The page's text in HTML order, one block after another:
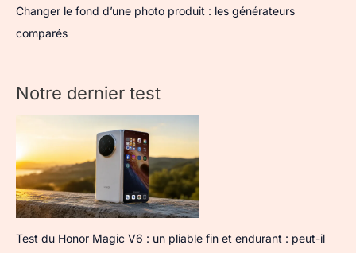
Changer le fond d’une photo produit : les générateurs
comparés
Notre dernier test
Test du Honor Magic V6 : un pliable fin et endurant : peut-il